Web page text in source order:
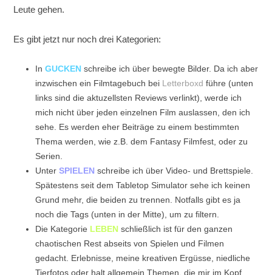
Leute gehen.
Es gibt jetzt nur noch drei Kategorien:
InGUCKEN schreibe ich über bewegte Bilder. Da ich aber
inzwischen ein Filmtagebuch bei Letterboxd führe (unten
links sind die aktuzellsten Reviews verlinkt), werde ich
mich nicht über jeden einzelnen Film auslassen, den ich
sehe. Es werden eher Beiträge zu einem bestimmten
Thema werden, wie z.B. dem Fantasy Filmfest, oder zu
Serien.
UnterSPIELEN schreibe ich über Video- und Brettspiele.
Spätestens seit dem Tabletop Simulator sehe ich keinen
Grund mehr, die beiden zu trennen. Notfalls gibt es ja
noch die Tags (unten in der Mitte), um zu filtern.
Die Kategorie LEBEN schließlich ist für den ganzen
chaotischen Rest abseits von Spielen und Filmen
gedacht. Erlebnisse, meine kreativen Ergüsse, niedliche
Tierfotos oder halt allgemein Themen, die mir im Kopf